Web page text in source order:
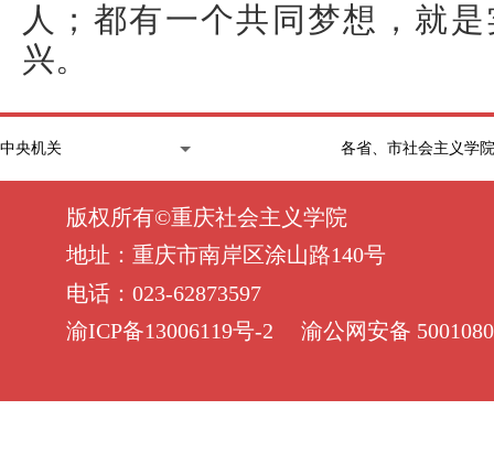
人；都有一个共同梦想，就
兴。
版权所有©重庆社会主义学院
地址：重庆市南岸区涂山路140号
电话：023-62873597
渝ICP备13006119号-2
渝公网安备